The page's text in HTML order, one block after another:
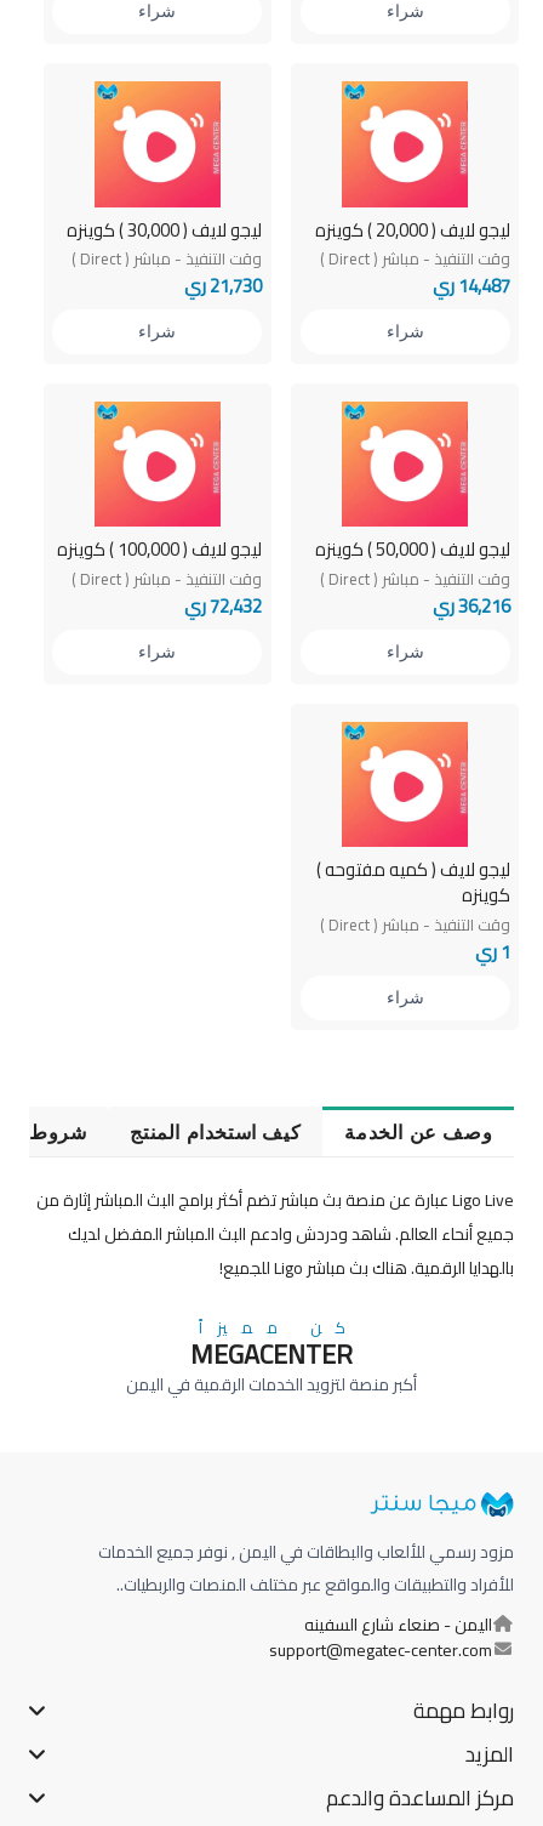
شراء شراء
ليجو لايف ( 20,000 ) كوينزه
وقت التنفيذ - مباشر ( Direct )
14,487 ري
شراء
ليجو لايف ( 30,000 ) كوينزه
وقت التنفيذ - مباشر ( Direct )
21,730 ري
شراء
ليجو لايف ( 50,000 ) كوينزه
وقت التنفيذ - مباشر ( Direct )
36,216 ري
شراء
ليجو لايف ( 100,000 ) كوينزه
وقت التنفيذ - مباشر ( Direct )
72,432 ري
شراء
ليجو لايف ( كميه مفتوحه )
كوينزه
وقت التنفيذ - مباشر ( Direct )
1 ري
شراء
وصف عن الخدمة كيف استخدام المنتج شروط
Ligo Live عبارة عن منصة بث مباشر تضم أكثر برامج البث المباشر إثارة من
جميع أنحاء العالم. شاهد ودردش وادعم البث المباشر المفضل لديك
بالهدايا الرقمية. هناك بث مباشر Ligo للجميع!
كن مميزاً
MEGACENTER
أكبر منصة لتزويد الخدمات الرقمية في اليمن
مزود رسمي للألعاب والبطاقات في اليمن , نوفر جميع الخدمات
للأفراد والتطبيقات والمواقع عبر مختلف المنصات والربطيات..
اليمن - صنعاء شارع السفينه
support@megatec-center.com
روابط مهمة
المزيد
مركز المساعدة والدعم